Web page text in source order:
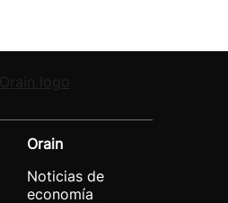
Orain
Noticias de
economía